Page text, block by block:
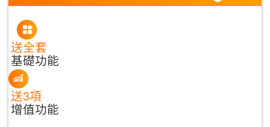
送全套
基礎功能
送3項
增值功能